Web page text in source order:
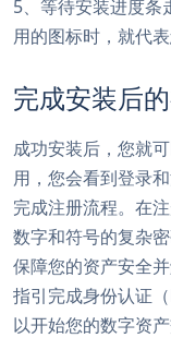
5、等待安装进度条
用的图标时，就代
完成安装后
成功安装后，您就
用，您会看到登录
完成注册流程。在
数字和符号的复杂
保障您的资产安全
指引完成身份认证
以开始您的数字资产